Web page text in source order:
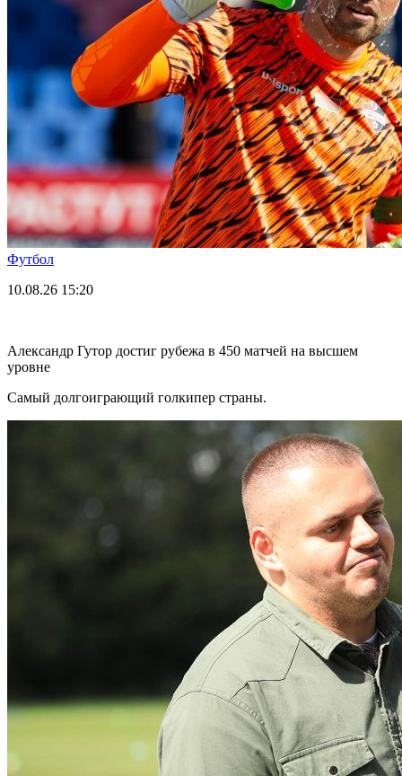
Футбол
10.08.26 15:20
Александр Гутор достиг рубежа в 450 матчей на высшем
уровне
Самый долгоиграющий голкипер страны.